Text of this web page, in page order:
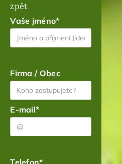
zpět.
Vaše jméno*
Firma / Obec
E-mail*
Telefon*